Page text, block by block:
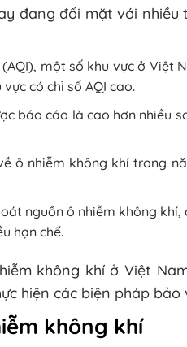
đang đối mặt với nhiều
một số khu vực ở Việt
có chỉ số AQI cao.
báo cáo là cao hơn nhiều
ô nhiễm không khí trong
nguồn ô nhiễm không khí,
hạn chế.
không khí ở Việt
hiện các biện pháp bảo
không khí